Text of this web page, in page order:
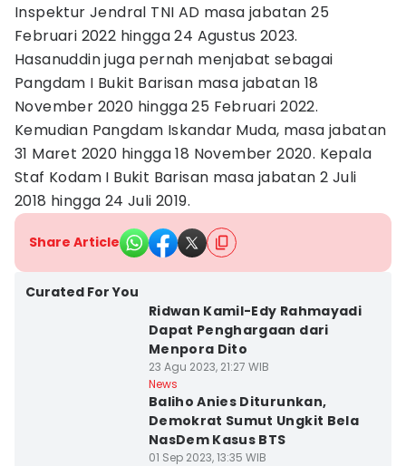
Inspektur Jendral TNI AD masa jabatan 25
Februari 2022 hingga 24 Agustus 2023.
Hasanuddin juga pernah menjabat sebagai
Pangdam I Bukit Barisan masa jabatan 18
November 2020 hingga 25 Februari 2022.
Kemudian Pangdam Iskandar Muda, masa jabatan
31 Maret 2020 hingga 18 November 2020. Kepala
Staf Kodam I Bukit Barisan masa jabatan 2 Juli
2018 hingga 24 Juli 2019.
Share Article
Curated For You
Ridwan Kamil-Edy Rahmayadi
Dapat Penghargaan dari
Menpora Dito
23 Agu 2023, 21:27 WIB
News
Baliho Anies Diturunkan,
Demokrat Sumut Ungkit Bela
NasDem Kasus BTS
01 Sep 2023, 13:35 WIB